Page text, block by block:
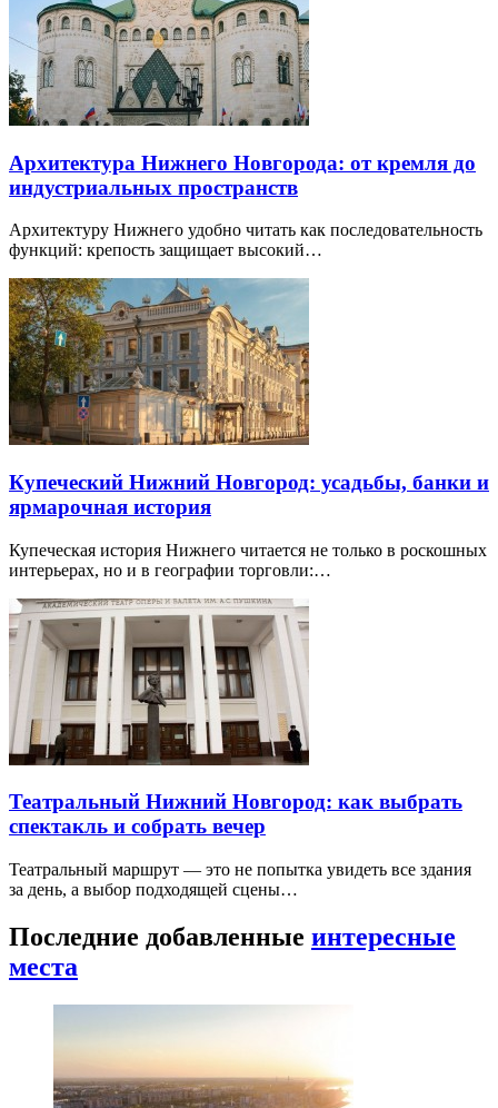
Архитектура Нижнего Новгорода: от кремля до
индустриальных пространств
Архитектуру Нижнего удобно читать как последовательность
функций: крепость защищает высокий…
Купеческий Нижний Новгород: усадьбы, банки и
ярмарочная история
Купеческая история Нижнего читается не только в роскошных
интерьерах, но и в географии торговли:…
Театральный Нижний Новгород: как выбрать
спектакль и собрать вечер
Театральный маршрут — это не попытка увидеть все здания
за день, а выбор подходящей сцены…
Последние добавленные интересные
места